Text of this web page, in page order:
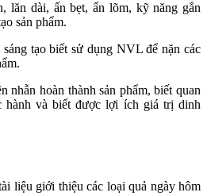
lăn dài, ấn bẹt, ấn lõm, kỹ năng gắn
sản phẩm.
tạo biết sử dụng NVL để nặn các
nhẫn hoàn thành sản phẩm, biết quan
hành và biết được lợi ích giá trị dinh
liệu giới thiệu các loại quả ngày hôm